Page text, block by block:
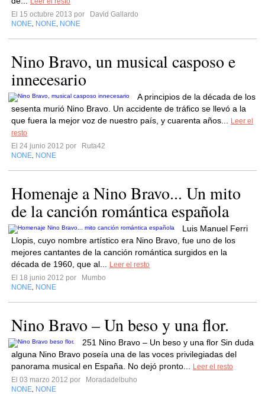
El 15 octubre 2013 por
David Gallardo
NONE NONE NONE
Nino Bravo, un musical casposo e
innecesario
A principios de la década de los
sesenta murió Nino Bravo. Un accidente de tráfico se llevó a la
que fuera la mejor voz de nuestro país, y cuarenta años...
Leer el
resto
El 24 junio 2012 por
Ruta42
NONE NONE
Homenaje a Nino Bravo... Un mito
de la canción romántica española
Luis Manuel Ferri
Llopis, cuyo nombre artístico era Nino Bravo, fue uno de los
mejores cantantes de la canción romántica surgidos en la
década de 1960, que al...
Leer el resto
El 18 junio 2012 por
Mumbo
NONE NONE
Nino Bravo – Un beso y una flor.
251 Nino Bravo – Un beso y una flor Sin duda
alguna Nino Bravo poseía una de las voces privilegiadas del
panorama musical en España. No dejó pronto...
Leer el resto
El 03 marzo 2012 por
Moradadelbuho
NONE NONE